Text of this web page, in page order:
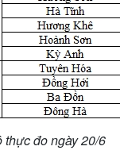
thực đo ngày 20/6